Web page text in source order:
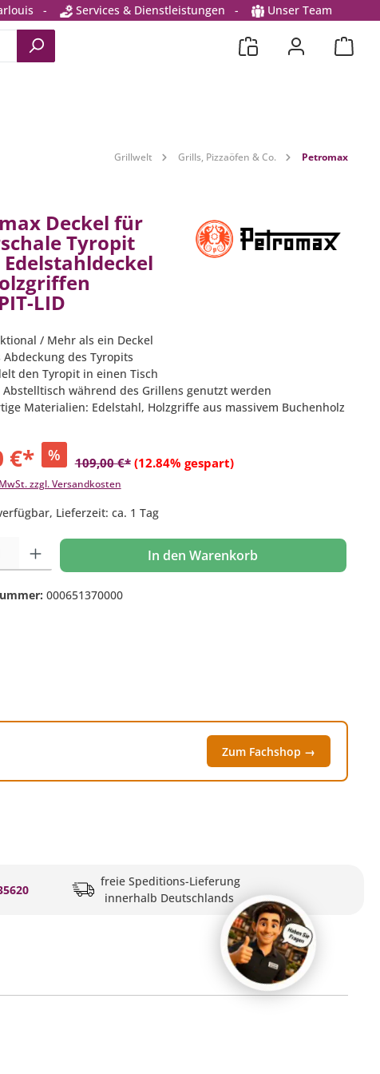
- Services & Dienstleistungen - Unser Team
Grillwelt Grills, Pizzaöfen & Co. Petromax
Deckel für
Tyropit
Edelstahldeckel
LID
/ Mehr als ein Deckel
Abdeckung des Tyropits
den Tyropit in einen Tisch
Abstelltisch während des Grillens genutzt werden
Materialien: Edelstahl, Holzgriffe aus massivem Buchenholz
€* % 109,00 €* (12.84% gespart)
zzgl. Versandkosten
Lieferzeit: ca. 1 Tag
Gib den gewünschten Wert ein oder benutze die Schaltflächen um die
In den Warenkorb
000651370000
Zum Fachshop →
freie Speditions-Lieferung
innerhalb Deutschlands